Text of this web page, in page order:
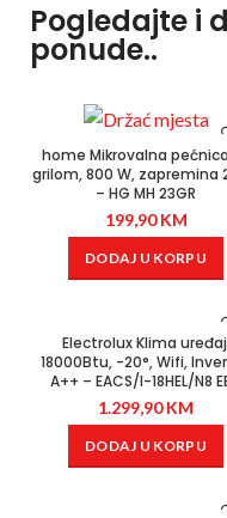
Pogledajte i
ponude..
home Mikrovalna
grilom, 800 W, zapremina
– HG MH 23GR
199,90KM
DODAJ U KORPU
Electrolux Klima
18000Btu, -20°, Wifi,
A++ – EACS/I-18HEL/N8
1.299,90KM
DODAJ U KORPU